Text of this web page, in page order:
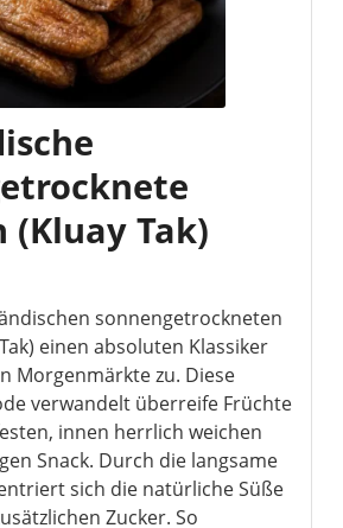
(Kluay Tak)
sonnengetrockneten
einen absoluten Klassiker
Morgenmärkte zu. Diese
verwandelt überreife Früchte
innen herrlich weichen
Snack. Durch die langsame
sich die natürliche Süße
Zucker. So